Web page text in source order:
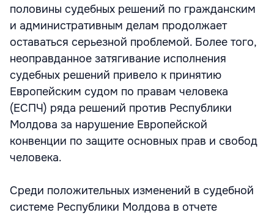
половины судебных решений по гражданским
и административным делам продолжает
оставаться серьезной проблемой. Более того,
неоправданное затягивание исполнения
судебных решений привело к принятию
Европейским судом по правам человека
(ЕСПЧ) ряда решений против Республики
Молдова за нарушение Европейской
конвенции по защите основных прав и свобод
человека.
Среди положительных изменений в судебной
системе Республики Молдова в отчете